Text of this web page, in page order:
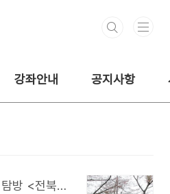
강좌안내 공지사항
2023 제1차 문화유적지 탐방 <전북 진안>